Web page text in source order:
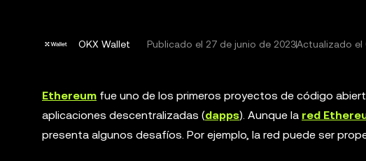
OKX Wallet Publicado el 27 de junio de 2023Actualizado el
Ethereum fue uno de los primeros proyectos de código
aplicaciones descentralizadas (dapps). Aunque la red
presenta algunos desafíos. Por ejemplo, la red puede ser